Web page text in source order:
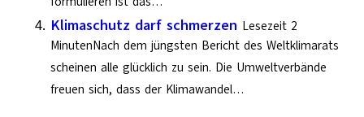
Klimaschutz darf schmerzen Lesezeit 2
MinutenNach dem jüngsten Bericht des Weltklimarats
scheinen alle glücklich zu sein. Die Umweltverbände
freuen sich, dass der Klimawandel…